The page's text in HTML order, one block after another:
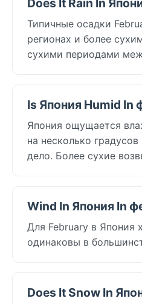
Типичные осадки
регионах и более
сухими периодами
Is Япония Humid In
Япония ощущается
на несколько
дело. Более сухие
Wind In Япония In
Для February в Япония
одинаковы в
Does It Snow In